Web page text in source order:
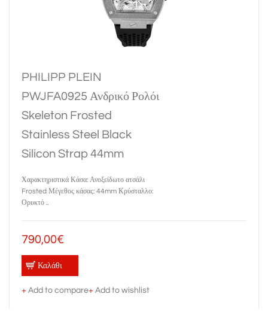
PHILIPP PLEIN
PWJFA0925 Ανδρικό Ρολόι
Skeleton Frosted
Stainless Steel Black
Silicon Strap 44mm
Χαρακτηριστικά Κάσα: Ανοξείδωτο ατσάλι
Frosted Μέγεθος κάσας: 44mm Κρύσταλλο:
Ορυκτό ..
790,00€
Καλάθι
+ Add to compare+ Add to wishlist